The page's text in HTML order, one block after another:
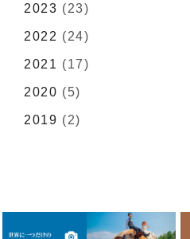
2023 (23)
2022 (24)
2021 (17)
2020 (5)
2019 (2)